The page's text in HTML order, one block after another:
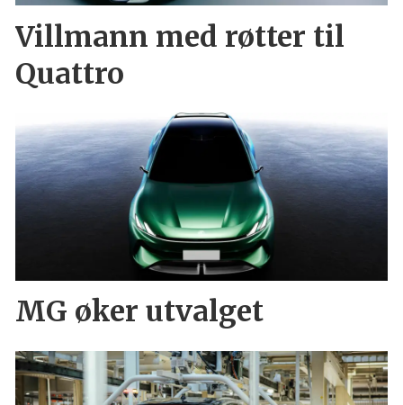
Villmann med røtter til
Quattro
MG øker utvalget